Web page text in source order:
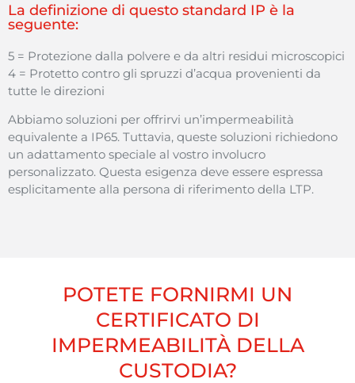
La definizione di questo standard IP è la
seguente:
5 = Protezione dalla polvere e da altri residui microscopici
4 = Protetto contro gli spruzzi d’acqua provenienti da
tutte le direzioni
Abbiamo soluzioni per offrirvi un’impermeabilità
equivalente a IP65. Tuttavia, queste soluzioni richiedono
un adattamento speciale al vostro involucro
personalizzato. Questa esigenza deve essere espressa
esplicitamente alla persona di riferimento della LTP.
POTETE FORNIRMI UN
CERTIFICATO DI
IMPERMEABILITÀ DELLA
CUSTODIA?